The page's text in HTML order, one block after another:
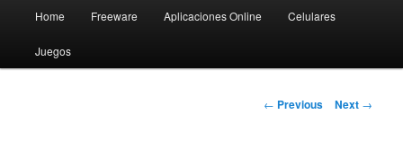
Skip
to
Home Freeware Aplicaciones Online Celulares
Juegos
Post
← Previous Next →